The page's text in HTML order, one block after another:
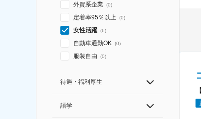
外資系企業 (0)
定着率95％以上 (0)
女性活躍 (6)
自動車通勤OK (0)
服装自由 (0)
待遇・福利厚生
語学